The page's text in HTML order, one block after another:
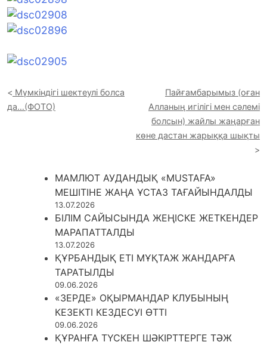
Мүмкіндігі шектеулі болса
да…(ФОТО)
Пайғамбарымыз (оған
Алланың игілігі мен сәлемі
болсын) жайлы жаңарған
көне дастан жарыққа шықты
МАМЛЮТ АУДАНДЫҚ «MUSTAFA»
МЕШІТІНЕ ЖАҢА ҰСТАЗ ТАҒАЙЫНДАЛДЫ
13.07.2026
БІЛІМ САЙЫСЫНДА ЖЕҢІСКЕ ЖЕТКЕНДЕР
МАРАПАТТАЛДЫ
13.07.2026
ҚҰРБАНДЫҚ ЕТІ МҰҚТАЖ ЖАНДАРҒА
ТАРАТЫЛДЫ
09.06.2026
«ЗЕРДЕ» ОҚЫРМАНДАР КЛУБЫНЫҢ
КЕЗЕКТІ КЕЗДЕСУІ ӨТТІ
09.06.2026
ҚҰРАНҒА ТҮСКЕН ШӘКІРТТЕРГЕ ТӘЖ